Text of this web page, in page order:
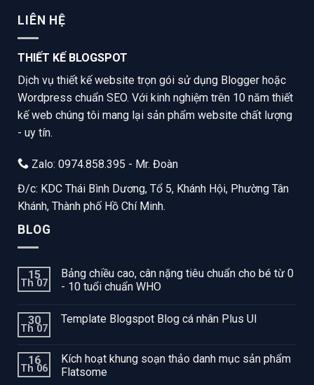
LIÊN HỆ
THIẾT KẾ BLOGSPOT
Dịch vụ thiết kế website trọn gói sử dụng Blogger hoặc
Wordpress chuẩn SEO. Với kinh nghiệm trên 10 năm thiết
kế web chúng tôi mang lại sản phẩm website chất lượng
- uy tín.
Zalo: 0974.858.395 - Mr. Đoàn
Đ/c: KDC Thái Bình Dương, Tổ 5, Khánh Hội, Phường Tân
Khánh, Thành phố Hồ Chí Minh.
BLOG
15
Th 07
Bảng chiều cao, cân nặng tiêu chuẩn cho bé từ 0
- 10 tuổi chuẩn WHO
30
Th 07
Template Blogspot Blog cá nhân Plus UI
16
Th 06
Kích hoạt khung soạn thảo danh mục sản phẩm
Flatsome